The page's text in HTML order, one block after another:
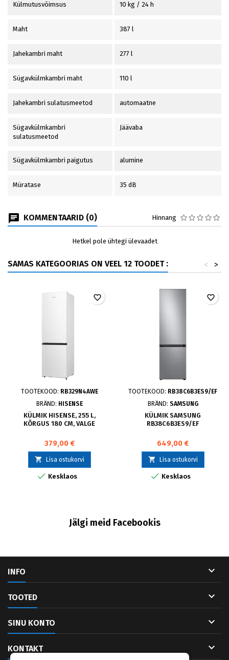
Külmutusvõimsus 10 kg / 24 h
Maht 387 l
Jahekambri maht 277 l
Sügavkülmkambri maht 110 l
Jahekambri sulatusmeetod automaatne
Sügavkülmkambri
sulatusmeetod
Jäävaba
Sügavkülmkambri paigutus alumine
Müratase 35 dB
KOMMENTAARID (0) Hinnang
Hetkel pole ühtegi ülevaadet
SAMAS KATEGOORIAS ON VEEL 12 TOODET : >
<
TOOTEKOOD: RB329N4AWE
BRÄND: HISENSE
KÜLMIK HISENSE, 255 L,
KÕRGUS 180 CM, VALGE
379,00 €
 Lisa ostukorvi
 Kesklaos
favorite_border
TOOTEKOOD: RB38C6B3ES9/EF
BRÄND: SAMSUNG
KÜLMIK SAMSUNG
RB38C6B3ES9/EF
649,00 €
 Lisa ostukorvi
 Kesklaos
favorite_border
Jälgi meid Facebookis
INFO 
TOOTED 
SINU KONTO 
KONTAKT 